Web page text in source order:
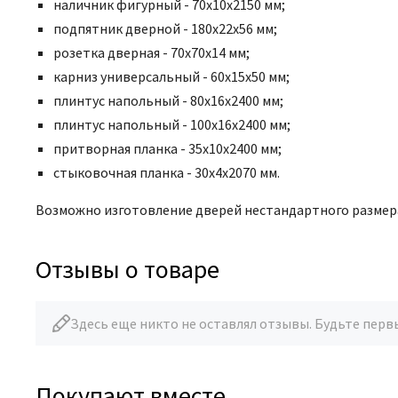
наличник фигурный - 70x10x2150 мм;
подпятник дверной - 180х22х56 мм;
розетка дверная - 70х70х14 мм;
карниз универсальный - 60x15x50 мм;
плинтус напольный - 80x16x2400 мм;
плинтус напольный - 100x16x2400 мм;
притворная планка - 35x10x2400 мм;
стыковочная планка - 30х4х2070 мм.
Возможно изготовление дверей нестандартного
Отзывы о товаре
Здесь еще никто не оставлял отзывы. Будьте